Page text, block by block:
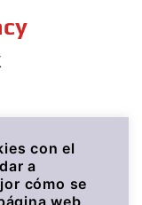
con el
a
cómo se
web,